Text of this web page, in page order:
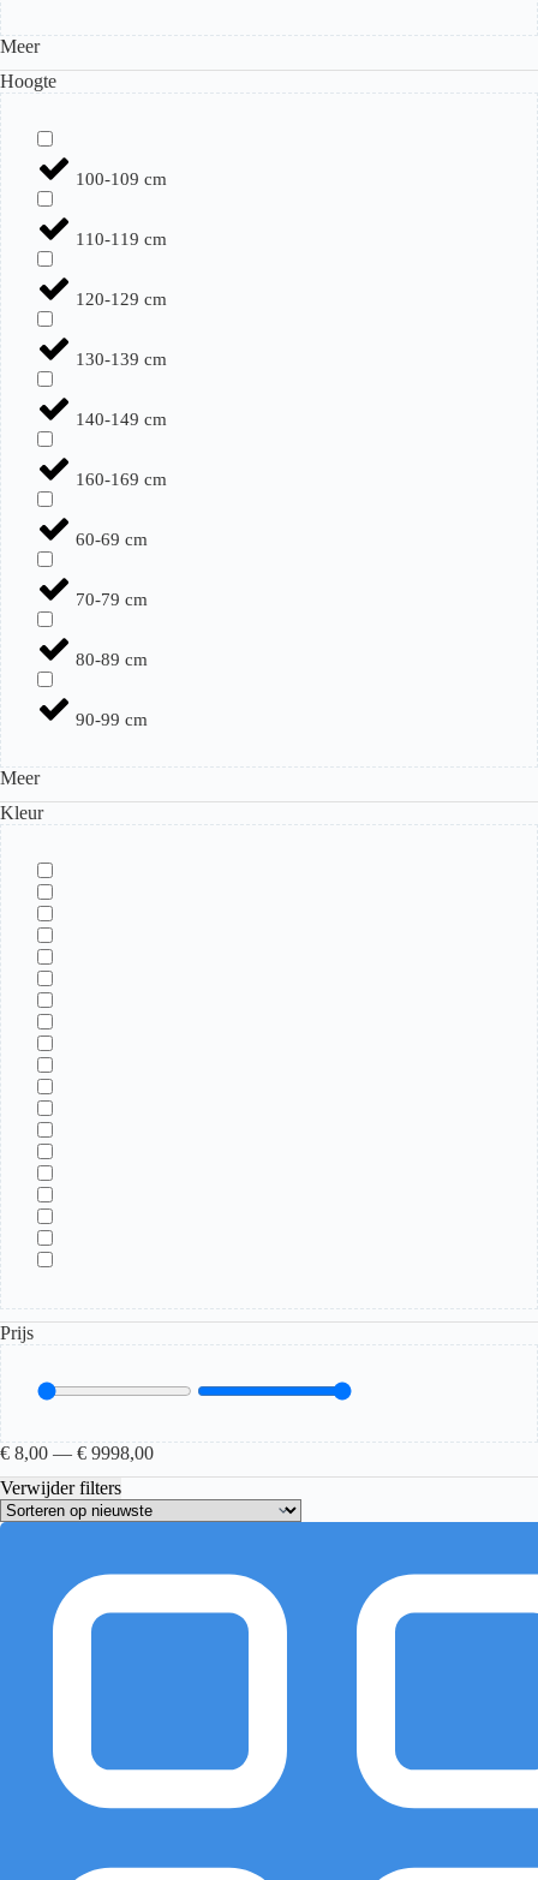
Meer
Hoogte
100-109 cm
110-119 cm
120-129 cm
130-139 cm
140-149 cm
160-169 cm
60-69 cm
70-79 cm
80-89 cm
90-99 cm
Meer
Kleur
Prijs
€ 8,00 — € 9998,00
Verwijder filters